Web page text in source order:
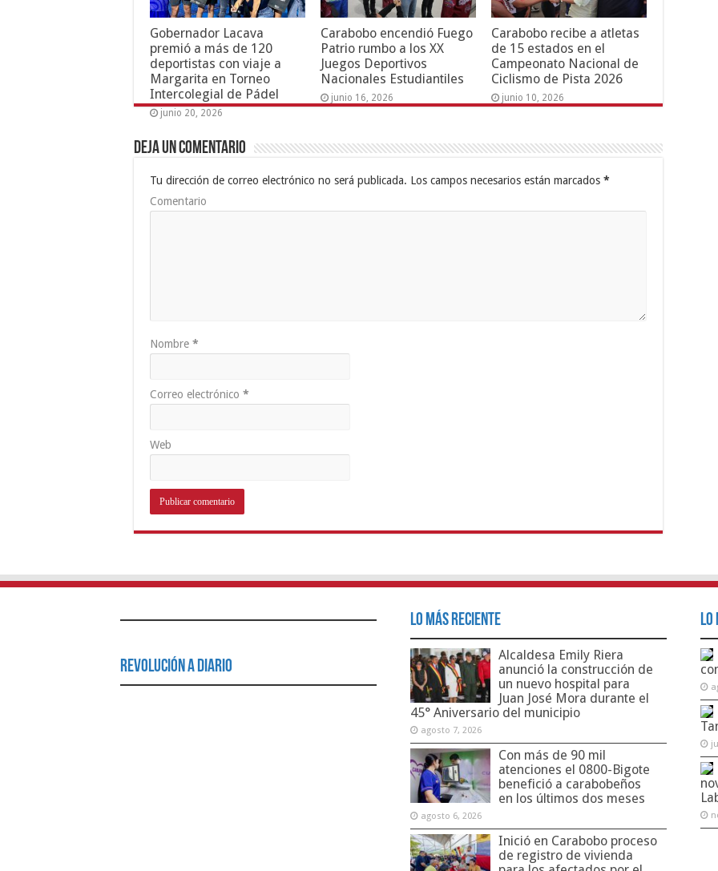
Gobernador Lacava
premió a más de 120
deportistas con viaje a
Margarita en Torneo
Intercolegial de Pádel
junio 20, 2026
Carabobo encendió Fuego
Patrio rumbo a los XX
Juegos Deportivos
Nacionales Estudiantiles
junio 16, 2026
Carabobo recibe a atletas
de 15 estados en el
Campeonato Nacional de
Ciclismo de Pista 2026
junio 10, 2026
Deja un comentario
Tu dirección de correo electrónico no será publicada. Los campos necesarios están marcados *
Comentario
Nombre *
Correo electrónico *
Web
Revolución a Diario
Lo Más Reciente
Alcaldesa Emily Riera
anunció la construcción de
un nuevo hospital para
Juan José Mora durante el
45° Aniversario del municipio
agosto 7, 2026
Con más de 90 mil
atenciones el 0800-Bigote
benefició a carabobeños
en los últimos dos meses
agosto 6, 2026
Inició en Carabobo proceso
de registro de vivienda
Lo